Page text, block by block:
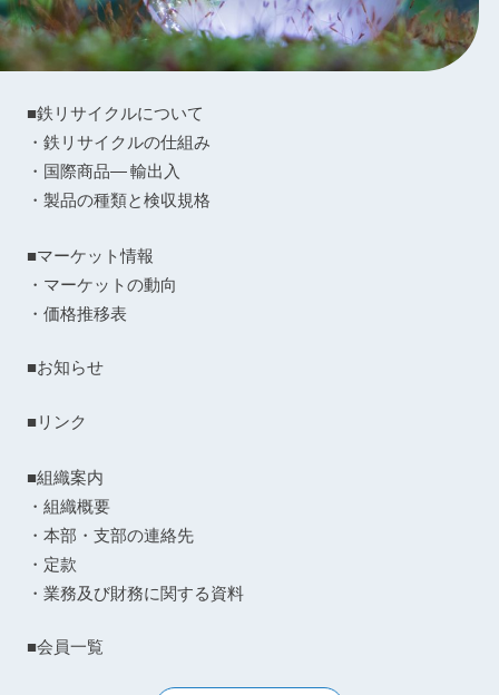
■鉄リサイクルについて
・鉄リサイクルの仕組み
・国際商品― 輸出入
・製品の種類と検収規格
■マーケット情報
・マーケットの動向
・価格推移表
■お知らせ
■リンク
■組織案内
・組織概要
・本部・支部の連絡先
・定款
・業務及び財務に関する資料
■会員一覧